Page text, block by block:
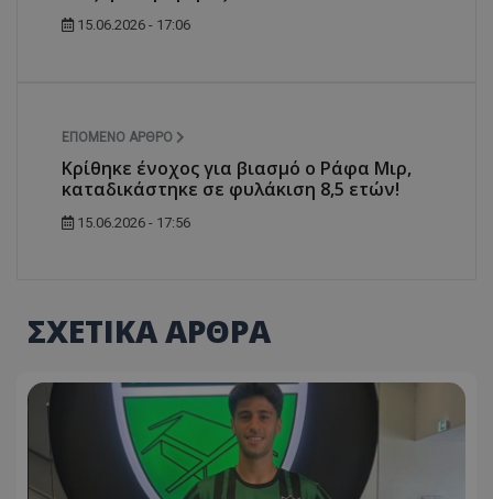
15.06.2026 - 17:06
ΕΠΌΜΕΝΟ ΆΡΘΡΟ
Κρίθηκε ένοχος για βιασμό ο Ράφα Μιρ,
καταδικάστηκε σε φυλάκιση 8,5 ετών!
15.06.2026 - 17:56
ΣΧΕΤΙΚΑ ΑΡΘΡΑ